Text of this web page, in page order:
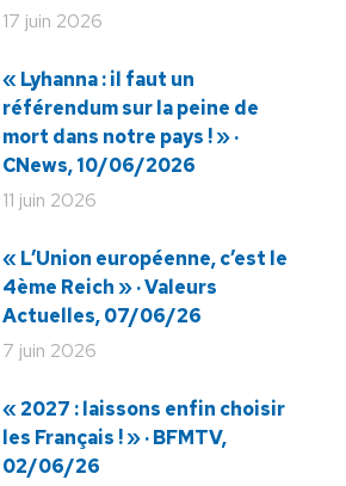
17 juin 2026
« Lyhanna : il faut un
référendum sur la peine de
mort dans notre pays ! » ·
CNews, 10/06/2026
11 juin 2026
« L’Union européenne, c’est le
4ème Reich » · Valeurs
Actuelles, 07/06/26
7 juin 2026
« 2027 : laissons enfin choisir
les Français ! » · BFMTV,
02/06/26